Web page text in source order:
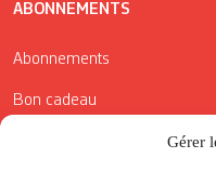
Gérer
ABONNEMENTS
Abonnements
Bon cadeau
Conditions générales de